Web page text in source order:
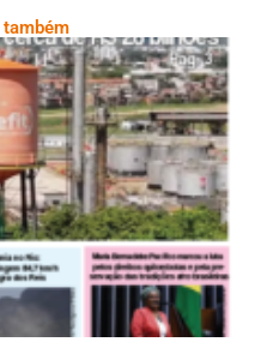
A 14 De Agosto De